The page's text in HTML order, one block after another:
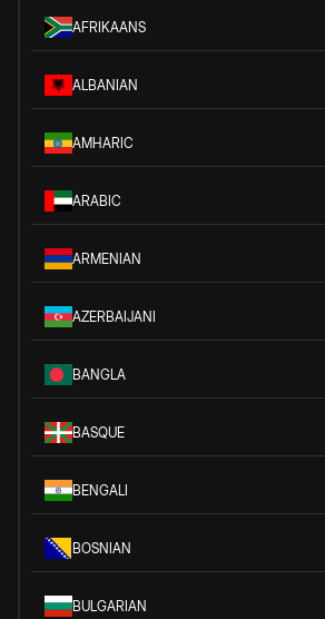
AFRIKAANS
ALBANIAN
AMHARIC
ARABIC
ARMENIAN
AZERBAIJANI
BANGLA
BASQUE
BENGALI
BOSNIAN
BULGARIAN